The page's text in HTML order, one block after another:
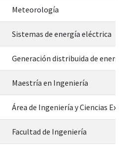
Meteorología
Sistemas de energía eléctrica
Generación distribuida de
Maestría en Ingeniería
Área de Ingeniería y Ciencias
Facultad de Ingeniería